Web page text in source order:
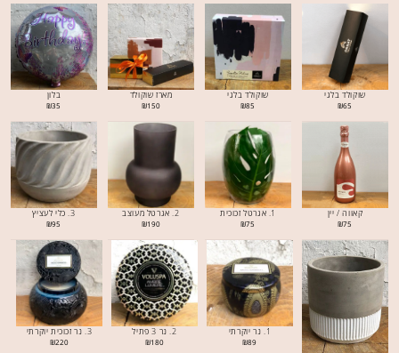
שוקולד בלגי
₪65
שוקולד בלגי
₪85
מארז שוקולד
₪150
בלון
₪35
קאווה / יין
₪75
1. אגרטל זכוכית
₪75
2. אגרטל מעוצב
₪190
3. כלי לעציץ
₪95
1. נר יוקרתי
₪89
2. נר 3 פתיל
₪180
3. נר זכוכית יוקרתי
₪220